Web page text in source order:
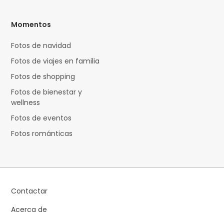
Momentos
Fotos de navidad
Fotos de viajes en familia
Fotos de shopping
Fotos de bienestar y
wellness
Fotos de eventos
Fotos románticas
Contactar
Acerca de